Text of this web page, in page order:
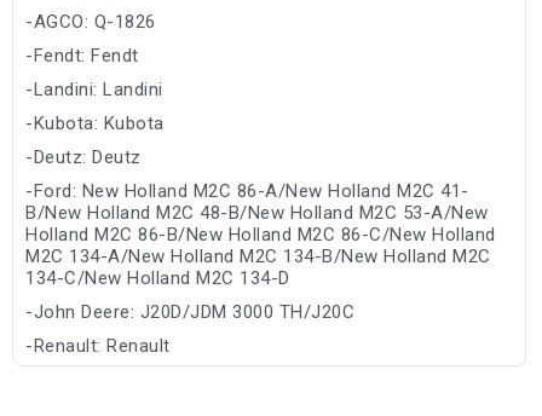
-AGCO: Q-1826
-Fendt: Fendt
-Landini: Landini
-Kubota: Kubota
-Deutz: Deutz
-Ford: New Holland M2C 86-A/New Holland M2C 41-
B/New Holland M2C 48-B/New Holland M2C 53-A/New
Holland M2C 86-B/New Holland M2C 86-C/New Holland
M2C 134-A/New Holland M2C 134-B/New Holland M2C
134-C/New Holland M2C 134-D
-John Deere: J20D/JDM 3000 TH/J20C
-Renault: Renault